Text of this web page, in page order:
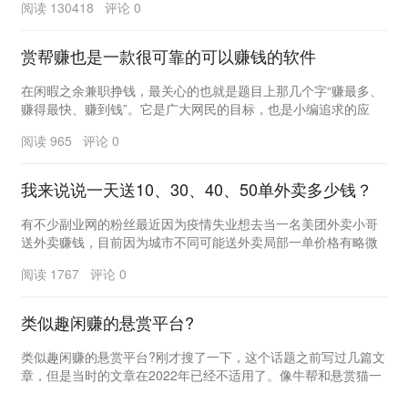
阅读 130418 评论 0
赏帮赚也是一款很可靠的可以赚钱的软件
在闲暇之余兼职挣钱，最关心的也就是题目上那几个字“赚最多、
赚得最快、赚到钱”。它是广大网民的目标，也是小编追求的应
阅读 965 评论 0
我来说说一天送10、30、40、50单外卖多少钱？
有不少副业网的粉丝最近因为疫情失业想去当一名美团外卖小哥
送外卖赚钱，目前因为城市不同可能送外卖局部一单价格有略微
阅读 1767 评论 0
类似趣闲赚的悬赏平台?
类似趣闲赚的悬赏平台?刚才搜了一下，这个话题之前写过几篇文
章，但是当时的文章在2022年已经不适用了。像牛帮和悬赏猫一